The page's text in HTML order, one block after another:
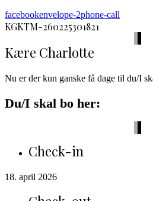
facebookenvelope-2phone-call
KGKTM-260225301821
Kære Charlotte
Nu er der kun ganske få dage til du/I
Du/I skal bo her:
Check-in
18. april 2026